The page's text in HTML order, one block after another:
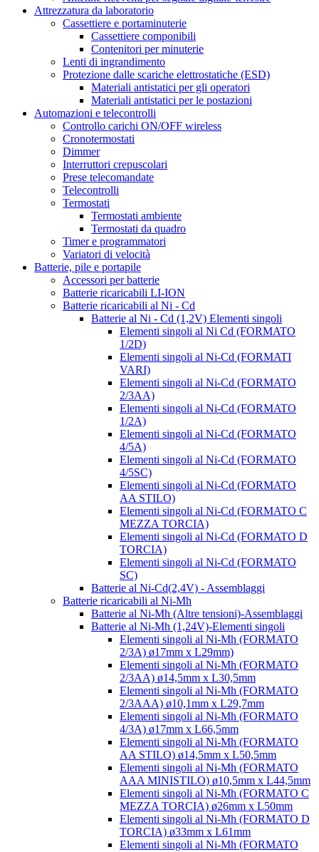
Attrezzatura da laboratorio
Cassettiere e portaminuterie
Cassettiere componibili
Contenitori per minuterie
Lenti di ingrandimento
Protezione dalle scariche elettrostatiche (ESD)
Materiali antistatici per gli operatori
Materiali antistatici per le postazioni
Automazioni e telecontrolli
Controllo carichi ON/OFF wireless
Cronotermostati
Dimmer
Interruttori crepuscolari
Prese telecomandate
Telecontrolli
Termostati
Termostati ambiente
Termostati da quadro
Timer e programmatori
Variatori di velocità
Batterie, pile e portapile
Accessori per batterie
Batterie ricaricabili LI-ION
Batterie ricaricabili al Ni - Cd
Batterie al Ni - Cd (1,2V) Elementi singoli
Elementi singoli al Ni Cd (FORMATO
1/2D)
Elementi singoli al Ni-Cd (FORMATI
VARI)
Elementi singoli al Ni-Cd (FORMATO
2/3AA)
Elementi singoli al Ni-Cd (FORMATO
1/2A)
Elementi singoli al Ni-Cd (FORMATO
4/5A)
Elementi singoli al Ni-Cd (FORMATO
4/5SC)
Elementi singoli al Ni-Cd (FORMATO
AA STILO)
Elementi singoli al Ni-Cd (FORMATO C
MEZZA TORCIA)
Elementi singoli al Ni-Cd (FORMATO D
TORCIA)
Elementi singoli al Ni-Cd (FORMATO
SC)
Batterie al Ni-Cd(2,4V) - Assemblaggi
Batterie ricaricabili al Ni-Mh
Batterie al Ni-Mh (Altre tensioni)-Assemblaggi
Batterie al Ni-Mh (1,24V)-Elementi singoli
Elementi singoli al Ni-Mh (FORMATO
2/3A) ø17mm x L29mm)
Elementi singoli al Ni-Mh (FORMATO
2/3AA) ø14,5mm x L30,5mm
Elementi singoli al Ni-Mh (FORMATO
2/3AAA) ø10,1mm x L29,7mm
Elementi singoli al Ni-Mh (FORMATO
4/3A) ø17mm x L66,5mm
Elementi singoli al Ni-Mh (FORMATO
AA STILO) ø14,5mm x L50,5mm
Elementi singoli al Ni-Mh (FORMATO
AAA MINISTILO) ø10,5mm x L44,5mm
Elementi singoli al Ni-Mh (FORMATO C
MEZZA TORCIA) ø26mm x L50mm
Elementi singoli al Ni-Mh (FORMATO D
TORCIA) ø33mm x L61mm
Elementi singoli al Ni-Mh (FORMATO